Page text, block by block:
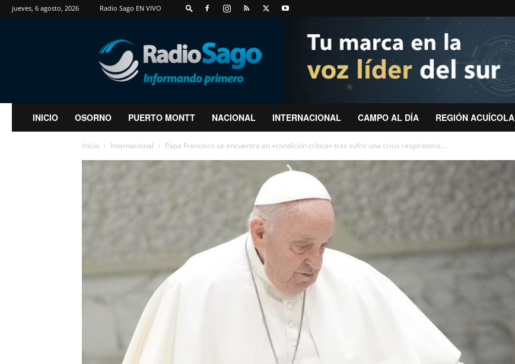
jueves, 6 agosto, 2026 Radio Sago EN VIVO
RadioSago
INICIO OSORNO PUERTO MONTT NACIONAL INTERNACIONAL CAMPO AL DÍA REGIÓN ACUÍCOLA
Inicio Internacional Papa Francisco se encuentra en «condición crítica» tras sufrir una crisis respiratoria...